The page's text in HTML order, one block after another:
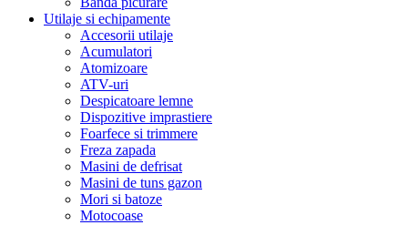
Utilaje si echipamente
Accesorii utilaje
Acumulatori
Atomizoare
ATV-uri
Despicatoare lemne
Dispozitive imprastiere
Foarfece si trimmere
Freza zapada
Masini de defrisat
Masini de tuns gazon
Mori si batoze
Motocoase